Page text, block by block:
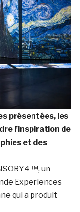
présentées, les
l’inspiration de
et des
™, un
Experiences
qui a produit